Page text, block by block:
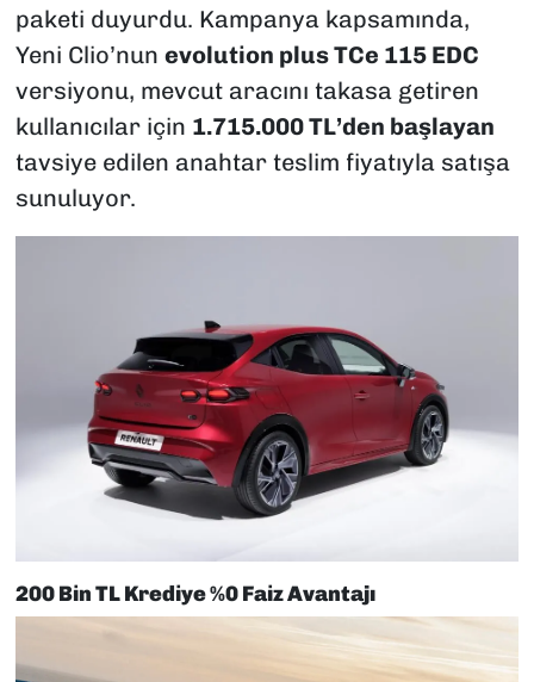
paketi duyurdu. Kampanya kapsamında,
Yeni Clio’nun evolution plus TCe 115 EDC
versiyonu, mevcut aracını takasa getiren
kullanıcılar için 1.715.000 TL’den başlayan
tavsiye edilen anahtar teslim fiyatıyla satışa
sunuluyor.
200 Bin TL Krediye %0 Faiz Avantajı